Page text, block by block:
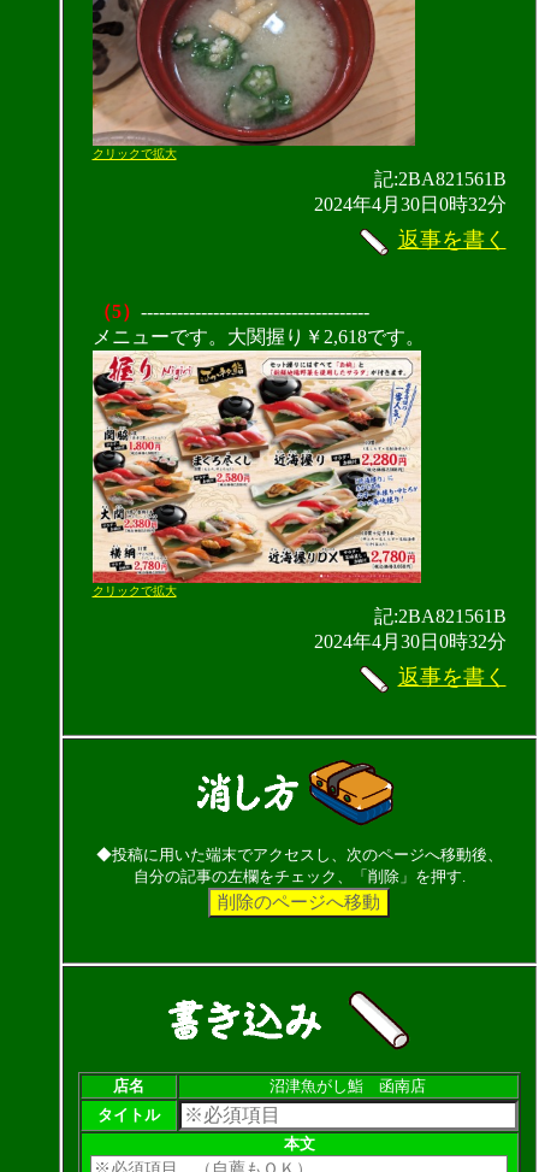
クリックで拡大
記:2BA821561B
2024年4月30日0時32分
返事を書く
（5） --------------------------------------
メニューです。大関握り￥2,618です。
クリックで拡大
記:2BA821561B
2024年4月30日0時32分
返事を書く
◆投稿に用いた端末でアクセスし、次のページへ移動後、
自分の記事の左欄をチェック、「削除」を押す.
店名
沼津魚がし鮨 函南店
タイトル
本文